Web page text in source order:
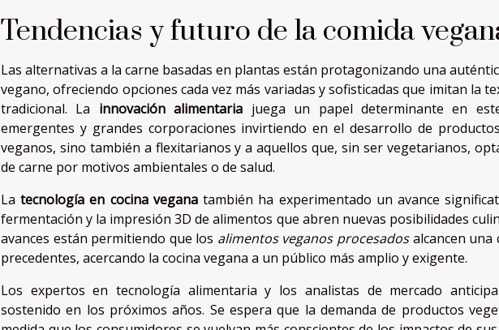
Tendencias y futuro de la comida
Las alternativas a la carne basadas en plantas están protagonizando una
vegano, ofreciendo opciones cada vez más variadas y sofisticadas que imitan la
tradicional. La innovación alimentaria juega un papel determinante en
emergentes y grandes corporaciones invirtiendo en el desarrollo de
veganos, sino también a flexitarianos y a aquellos que, sin ser vegetarianos,
de carne por motivos ambientales o de salud.
Latecnología en cocina veganatambién ha experimentado un avance
fermentación y la impresión 3D de alimentos que abren nuevas posibilidades
avances están permitiendo que los alimentos veganos procesadosalcancen una
precedentes, acercando la cocina vegana a un público más amplio y exigente.
Los expertos en tecnología alimentaria y los analistas de mercado
sostenido en los próximos años. Se espera que la demanda de productos